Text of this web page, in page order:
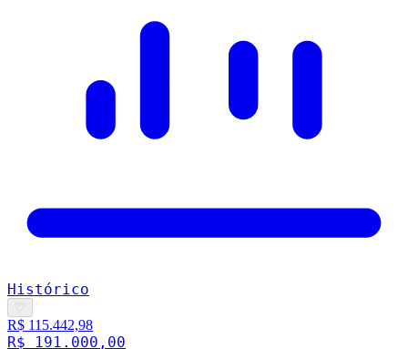
Histórico
♡
R$ 115.442,98
R$ 191.000,00